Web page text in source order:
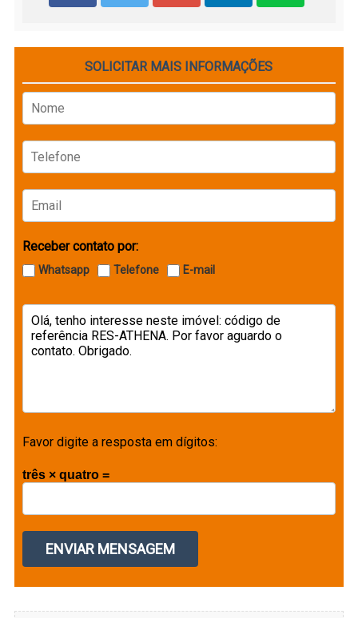
SOLICITAR MAIS INFORMAÇÕES
Receber contato por:
Whatsapp Telefone E-mail
Favor digite a resposta em dígitos:
três × quatro =